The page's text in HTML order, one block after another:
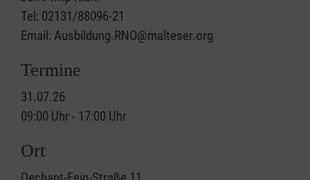
Tel: 02131/88096-21
Email: Ausbildung.RNO@malteser.org
Termine
31.07.26
09:00 Uhr - 17:00 Uhr
Ort